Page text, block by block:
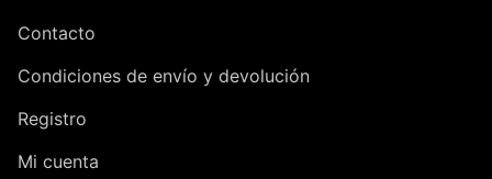
Contacto
Condiciones de envío y devolución
Registro
Mi cuenta